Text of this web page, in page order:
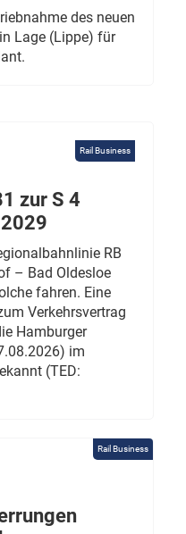
des neuen
Lage (Lippe) für
Rail Business
zur S 4
RB
– Bad Oldesloe
fahren. Eine
Verkehrsvertrag
Hamburger
im
(TED:
Rail Business